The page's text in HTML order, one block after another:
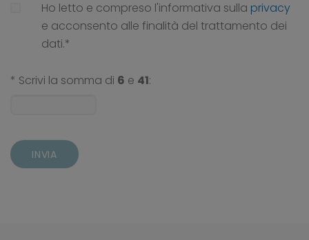
Ho letto e compreso l'informativa sulla privacy
e acconsento alle finalità del trattamento dei
dati.*
* Scrivi la somma di 6 e 41:
INVIA